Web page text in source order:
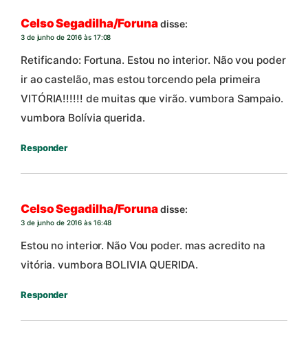
Celso Segadilha/Forunadisse:
3 de junho de 2016 às 17:08
Retificando: Fortuna. Estou no interior. Não vou poder
ir ao castelão, mas estou torcendo pela primeira
VITÓRIA!!!!!! de muitas que virão. vumbora Sampaio.
vumbora Bolívia querida.
Responder
Celso Segadilha/Forunadisse:
3 de junho de 2016 às 16:48
Estou no interior. Não Vou poder. mas acredito na
vitória. vumbora BOLIVIA QUERIDA.
Responder